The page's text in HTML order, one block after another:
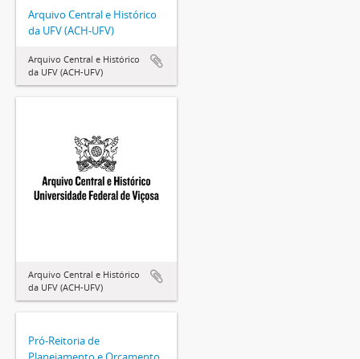
Arquivo Central e Histórico
da UFV (ACH-UFV)
Arquivo Central e Histórico
da UFV (ACH-UFV)
Arquivo Central e Histórico
da UFV (ACH-UFV)
Pró-Reitoria de